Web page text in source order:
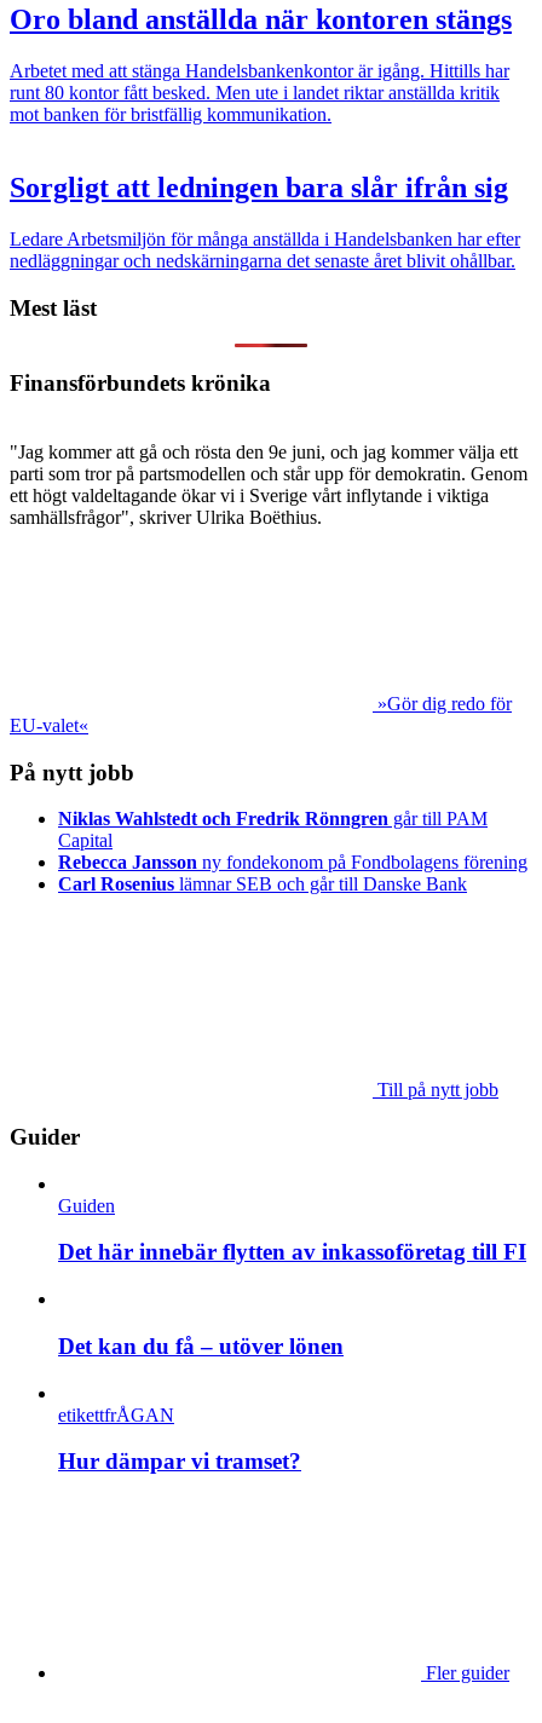
Oro bland anställda när kontoren stängs
Arbetet med att stänga Handelsbankenkontor är igång. Hittills har
runt 80 kontor fått besked. Men ute i landet riktar anställda kritik
mot banken för bristfällig kommunikation.
Sorgligt att ledningen bara slår ifrån sig
Ledare Arbetsmiljön för många anställda i Handelsbanken har efter
nedläggningar och nedskärningarna det senaste året blivit ohållbar.
Mest läst
Finansförbundets krönika
"Jag kommer att gå och rösta den 9e juni, och jag kommer välja ett
parti som tror på partsmodellen och står upp för demokratin. Genom
ett högt valdeltagande ökar vi i Sverige vårt inflytande i viktiga
samhällsfrågor", skriver Ulrika Boëthius.
»Gör dig redo för
EU-valet«
På nytt jobb
Niklas Wahlstedt och Fredrik Rönngren går till PAM
Capital
Rebecca Jansson ny fondekonom på Fondbolagens förening
Carl Rosenius lämnar SEB och går till Danske Bank
Till på nytt jobb
Guider
Guiden
Det här innebär flytten av inkassoföretag till FI
Det kan du få – utöver lönen
etikettfrÅGAN
Hur dämpar vi tramset?
Fler guider